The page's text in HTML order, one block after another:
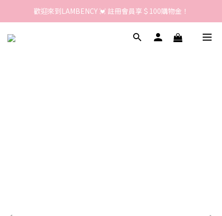
歡迎來到LAMBENCY 💓 註冊會員享＄100購物金！
歡迎來到LAMBENCY 💓 註冊會員享＄100購物金！
加入LINE好友 領優惠卷＄150